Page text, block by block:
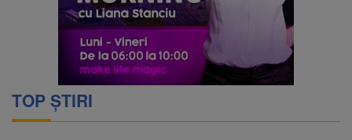
TOP ȘTIRI